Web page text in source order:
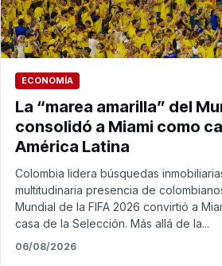
ECONOMÍA
La “marea amarilla” del
consolidó a Miami como
América Latina
Colombia lidera búsquedas
multitudinaria presencia de
Mundial de la FIFA 2026 convirtió a
casa de la Selección. Más allá de la...
06/08/2026